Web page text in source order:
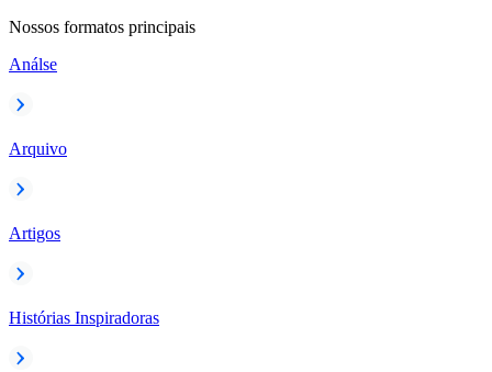
Nossos formatos principais
Análse
Arquivo
Artigos
Histórias Inspiradoras